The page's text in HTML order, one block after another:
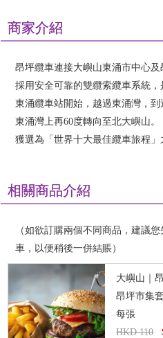
商家介紹
昂坪纜車連接大嶼山東涌市中心
採用安全可靠的雙纜索纜車系統
東涌纜車站開始，越過東涌灣，
東涌灣上再60度轉向至北大嶼山。
獲選為「世界十大最佳纜車旅程」
相關商品介紹
（如欲訂購兩個不同商品，建議
車，以便稍後一併結賬）
大嶼山｜
昂坪市集
每張
HKD 110